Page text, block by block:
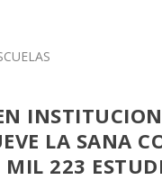
LA SANA
MIL 223